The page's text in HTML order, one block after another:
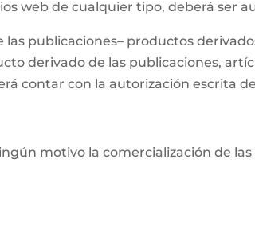
web de cualquier tipo, deberá ser
publicaciones– productos
derivado de las publicaciones,
contar con la autorización escrita
motivo la comercialización de